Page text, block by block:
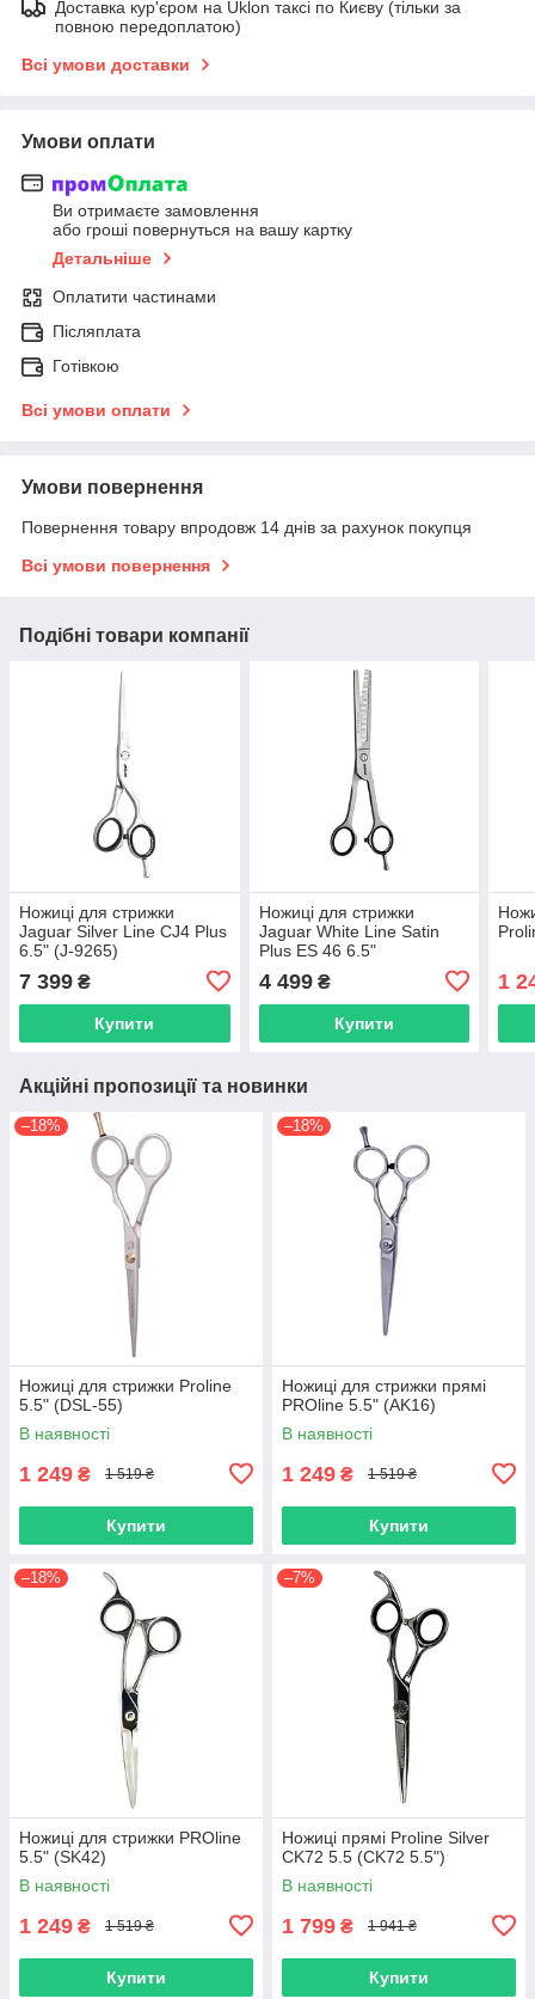
Доставка кур'єром на Uklon таксі по Києву (тільки за
повною передоплатою)
Всі умови доставки
Умови оплати
Ви отримаєте замовлення
або гроші повернуться на вашу картку
Детальніше
Оплатити частинами
Післяплата
Готівкою
Всі умови оплати
Умови повернення
Повернення товару впродовж 14 днів за рахунок покупця
Всі умови повернення
Подібні товари компанії
Ножиці для стрижки
Jaguar Silver Line CJ4 Plus
6.5" (J-9265)
7 399 ₴
Купити
Ножиці для стрижки
Jaguar White Line Satin
Plus ES 46 6.5"
4 499₴
Купити
1
Акційні пропозиції та новинки
–18%
Ножиці для стрижки Proline
5.5" (DSL-55)
В наявності
1 249 ₴ 1 519 ₴
Купити
–18%
Ножиці для стрижки прямі
PROline 5.5" (AK16)
В наявності
1 249 ₴ 1 519 ₴
Купити
–18%
Ножиці для стрижки PROline
5.5" (SK42)
В наявності
1 249 ₴ 1 519 ₴
Купити
–7%
Ножиці прямі Proline Silver
CK72 5.5 (CK72 5.5")
В наявності
1 799 ₴ 1 941 ₴
Купити